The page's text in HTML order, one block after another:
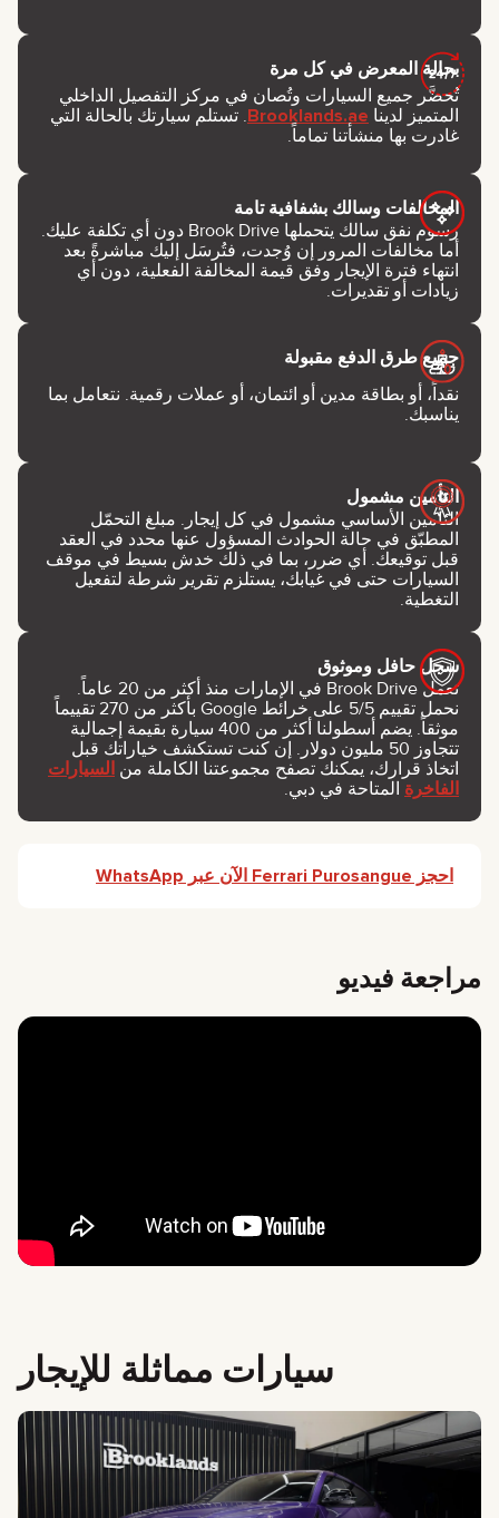
بحالة المعرض في كل مرة
تُحضَّر جميع السيارات وتُصان في مركز التفصيل الداخلي
المتميز لدينا Brooklands.ae. تستلم سيارتك بالحالة التي
غادرت بها منشأتنا تماماً.
المخالفات وسالك بشفافية تامة
رسوم نفق سالك يتحملها Brook Drive دون أي تكلفة عليك.
أما مخالفات المرور إن وُجدت، فتُرسَل إليك مباشرةً بعد
انتهاء فترة الإيجار وفق قيمة المخالفة الفعلية، دون أي
زيادات أو تقديرات.
جميع طرق الدفع مقبولة
نقداً، أو بطاقة مدين أو ائتمان، أو عملات رقمية. نتعامل بما
يناسبك.
التأمين مشمول
التأمين الأساسي مشمول في كل إيجار. مبلغ التحمّل
المطبّق في حالة الحوادث المسؤول عنها محدد في العقد
قبل توقيعك. أي ضرر، بما في ذلك خدش بسيط في موقف
السيارات حتى في غيابك، يستلزم تقرير شرطة لتفعيل
التغطية.
سجل حافل وموثوق
تعمل Brook Drive في الإمارات منذ أكثر من 20 عاماً.
نحمل تقييم 5/5 على خرائط Google بأكثر من 270 تقييماً
موثقاً. يضم أسطولنا أكثر من 400 سيارة بقيمة إجمالية
تتجاوز 50 مليون دولار. إن كنت تستكشف خياراتك قبل
اتخاذ قرارك، يمكنك تصفح مجموعتنا الكاملة من السيارات
الفاخرة المتاحة في دبي.
احجز Ferrari Purosangue الآن عبر WhatsApp
مراجعة فيديو
سيارات مماثلة للإيجار